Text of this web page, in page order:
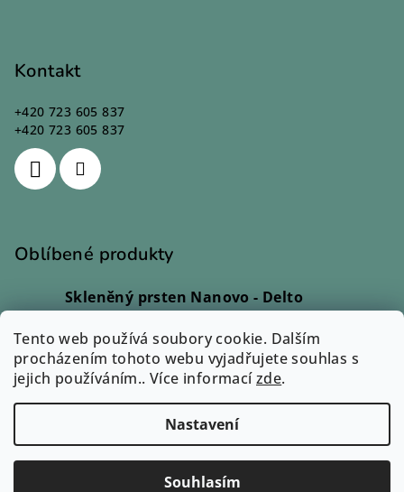
Tento web používá soubory cookie. Dalším
procházením tohoto webu vyjadřujete souhlas s
jejich používáním.. Více informacízde.
Nastavení
Souhlasím
Kontakt
+420 723 605 837
+420 723 605 837
Oblíbené produkty
Skleněný prsten Nanovo - Delto
Skleněný prsten - Lio
Hodnocení produktu je 5 z 5 hvězdiček.
| Monika Svobodová
Skleněný prsten - Rono
Hodnocení produktu je 5 z 5 hvězdiček.
Ilona Dvořáková
Copyright 2026Zuzum.cz. Všechna práva vyhrazena.